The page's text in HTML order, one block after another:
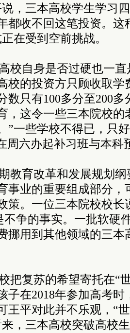
，三本高校学生学习
都收不回这笔投资。这
在受到空前挑战。
校自身是否过硬也一
校的投资方只顾收取学
数只有100多分至200
，这令一些三本院校的
”一些学校不得已，只
周六办起补习班与本科
期教育改革和发展规划
事业的重要组成部分，
策。一位三本院校校长
不争的事实。一批软硬
挪用到其他领域的三本
把复苏的希望寄托在“
子在2018年参加高考
王平对此并不乐观，“
，三本高校突破高校